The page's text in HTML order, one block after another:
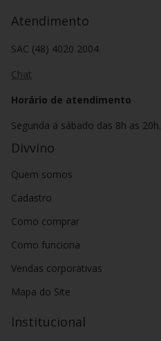
Atendimento
SAC (48) 4020 2004
Chat
Horário de atendimento
Segunda a sábado das 8h as 20h.
Divvino
Quem somos
Cadastro
Como comprar
Como funciona
Vendas corporativas
Mapa do Site
Institucional